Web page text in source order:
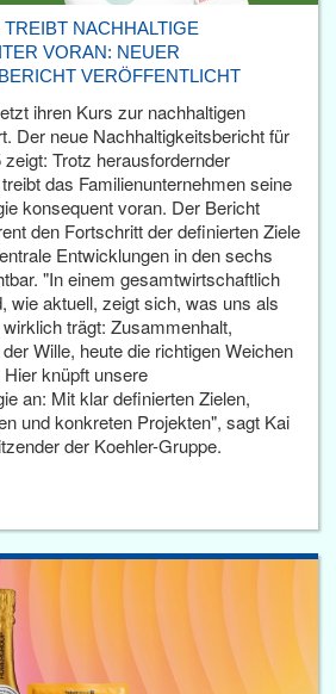
NACHHALTIGE
VORAN: NEUER
VERÖFFENTLICHT
ihren Kurs zur nachhaltigen
Der neue Nachhaltigkeitsbericht für
Trotz herausfordernder
das Familienunternehmen seine
konsequent voran. Der Bericht
den Fortschritt der definierten Ziele
Entwicklungen in den sechs
"In einem gesamtwirtschaftlich
wie aktuell, zeigt sich, was uns als
trägt: Zusammenhalt,
Wille, heute die richtigen Weichen
knüpft unsere
an: Mit klar definierten Zielen,
und konkreten Projekten", sagt Kai
der Koehler-Gruppe.